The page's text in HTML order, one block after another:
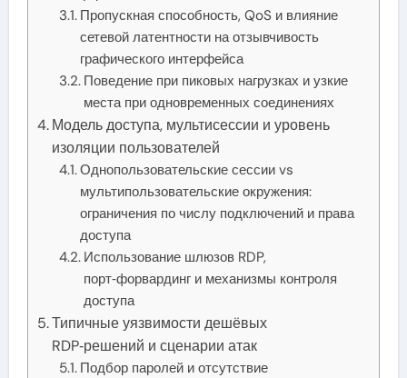
Пропускная способность, QoS и влияние
сетевой латентности на отзывчивость
графического интерфейса
Поведение при пиковых нагрузках и узкие
места при одновременных соединениях
Модель доступа, мультисессии и уровень
изоляции пользователей
Однопользовательские сессии vs
мультипользовательские окружения:
ограничения по числу подключений и права
доступа
Использование шлюзов RDP,
порт‑форвардинг и механизмы контроля
доступа
Типичные уязвимости дешёвых
RDP‑решений и сценарии атак
Подбор паролей и отсутствие